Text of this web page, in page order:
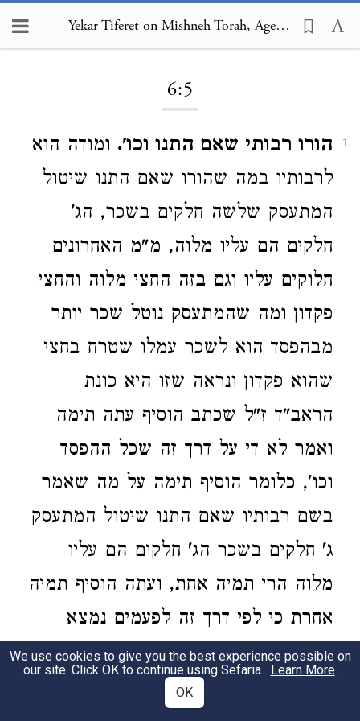
Yekar Tiferet on Mishneh Torah, Agents and Partners 6:5
6:5
1 הורו רבותי שאם התנו וכו'. ומודה הוא
לרבותיו במה שהורו שאם התנו שיטול
המתעסק שלשה חלקים בשכר, הג'
חלקים הם עליו מלוה, מ"מ האחרונים
חלוקים עליו וגם בזה החצי מלוה והחצי
פקדון ומה שהמתעסק נוטל שכר יותר
מבהפסד הוא לשכר עמלו שטרח בחצי
שהוא פקדון ונראה שזו היא כונת
הראב"ד ז"ל שכתב הוסיף עתה תימה
ואמר לא די על דרך זה שכל ההפסד
וכו', כלומר הוסיף תימה על מה שאמר
בשם רבותיו שאם התנו שיטול המתעסק
ג' חלקים בשכר הג' חלקים הם עליו
מלוה הרי תמיה אחת, ועתה הוסיף תמיה
אחרת כי לפי דרך זה לפעמים נמצא
משלם למתעסק יותר על ההפסד כגון
המשל שכתב רבינו.
We use cookies to give you the best experience possible on
our site. Click OK to continue using Sefaria. Learn More.
OK